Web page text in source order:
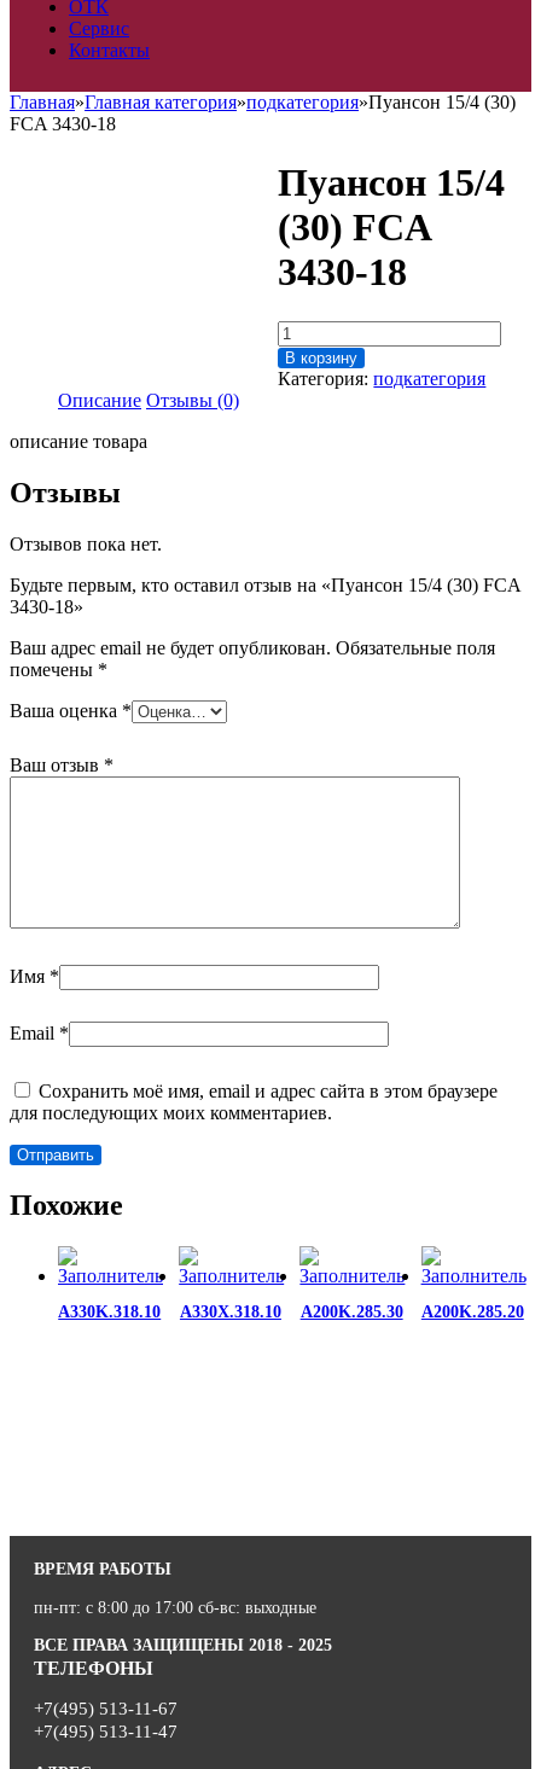
ОТК
Сервис
Контакты
Главная»Главная категория»подкатегория»Пуансон 15/4 (30)
FCA 3430-18
Пуансон 15/4
(30) FCA
3430-18
Количество
товара
Пуансон
В корзину
Категория:подкатегория
Описание Отзывы (0)
описание товара
Отзывы
Отзывов пока нет.
Будьте первым, кто оставил отзыв на «Пуансон 15/4 (30) FCA
3430-18»
Ваш адрес email не будет опубликован. Обязательные поля
помечены *
Ваша оценка *
Ваш отзыв *
Имя *
Email *
Сохранить моё имя, email и адрес сайта в этом браузере
для последующих моих комментариев.
Похожие
A330K.318.10 A330X.318.10 A200K.285.30 A200K.285.20
ВРЕМЯ РАБОТЫ
пн-пт: с 8:00 до 17:00 сб-вс: выходные
ВСЕ ПРАВА ЗАЩИЩЕНЫ 2018 - 2025
ТЕЛЕФОНЫ
+7(495) 513-11-67
+7(495) 513-11-47